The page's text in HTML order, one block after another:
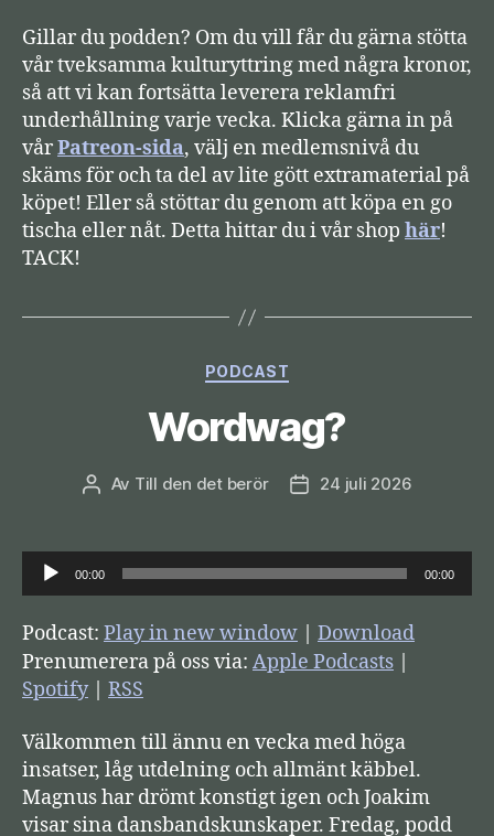
Gillar du podden? Om du vill får du gärna stötta
vår tveksamma kulturyttring med några kronor,
så att vi kan fortsätta leverera reklamfri
underhållning varje vecka. Klicka gärna in på
vårPatreon-sida, välj en medlemsnivå du
skäms för och ta del av lite gött extramaterial på
köpet! Eller så stöttar du genom att köpa en go
tischa eller nåt. Detta hittar du i vår shop här!
TACK!
Kategorier
PODCAST
Wordwag?
Inläggsförfattare
Av Till den det berör Inläggsdatum
24 juli 2026
j
u
d
s
e
l
a
00:00 00:00
Podcast: Play in new window
Download
Prenumerera på oss via: Apple Podcasts
Spotify| RSS
Välkommen till ännu en vecka med höga
insatser, låg utdelning och allmänt käbbel.
Magnus har drömt konstigt igen och Joakim
visar sina dansbandskunskaper. Fredag, podd